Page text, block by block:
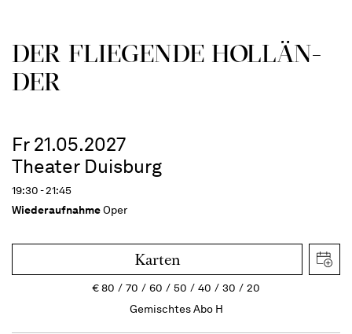
DER FLIE­GEN­DE HOL­LÄN­
DER
Fr 21.05.2027
Theater Duisburg
19:30 - 21:45
WiederaufnahmeOper
Karten
€80 70 60 50 40 30
20
Gemischtes Abo H